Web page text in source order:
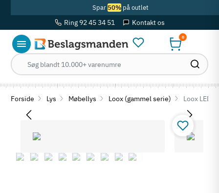
Spar 50%på outlet
Ring 92 45 34 51 Kontakt os
0
Forside Lys Møbellys Loox (gammel serie) Loox LED